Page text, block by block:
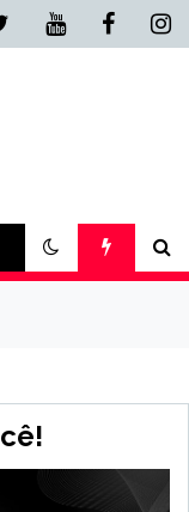
de
Shopee;